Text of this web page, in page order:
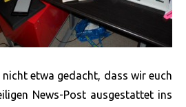
etwa gedacht, dass wir euch
News-Post ausgestattet ins